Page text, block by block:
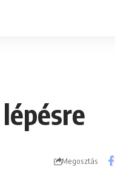
Megosztás